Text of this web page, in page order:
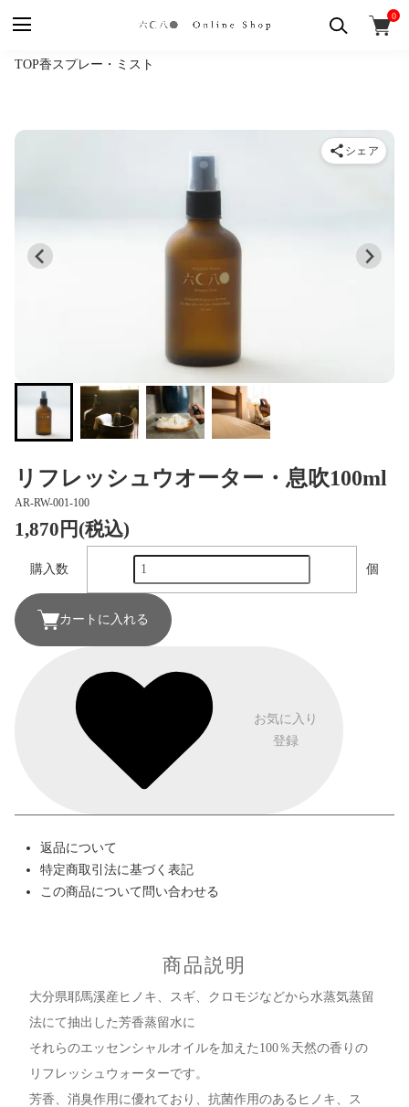
0
TOP香スプレー・ミスト
リフレッシュウオーター・息吹100ml
AR-RW-001-100
1,870円(税込)
購入数 個
カートに入れる
お気に入り
登録
返品について
特定商取引法に基づく表記
この商品について問い合わせる
シェア
商品説明
大分県耶馬溪産ヒノキ、スギ、クロモジなどから水蒸気蒸留
法にて抽出した芳香蒸留水に
それらのエッセンシャルオイルを加えた100％天然の香りの
リフレッシュウォーターです。
芳香、消臭作用に優れており、抗菌作用のあるヒノキ、ス